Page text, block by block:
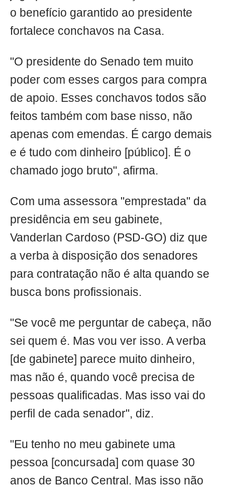
o benefício garantido ao presidente
fortalece conchavos na Casa.
"O presidente do Senado tem muito
poder com esses cargos para compra
de apoio. Esses conchavos todos são
feitos também com base nisso, não
apenas com emendas. É cargo demais
e é tudo com dinheiro [público]. É o
chamado jogo bruto", afirma.
Com uma assessora "emprestada" da
presidência em seu gabinete,
Vanderlan Cardoso (PSD-GO) diz que
a verba à disposição dos senadores
para contratação não é alta quando se
busca bons profissionais.
"Se você me perguntar de cabeça, não
sei quem é. Mas vou ver isso. A verba
[de gabinete] parece muito dinheiro,
mas não é, quando você precisa de
pessoas qualificadas. Mas isso vai do
perfil de cada senador", diz.
"Eu tenho no meu gabinete uma
pessoa [concursada] com quase 30
anos de Banco Central. Mas isso não